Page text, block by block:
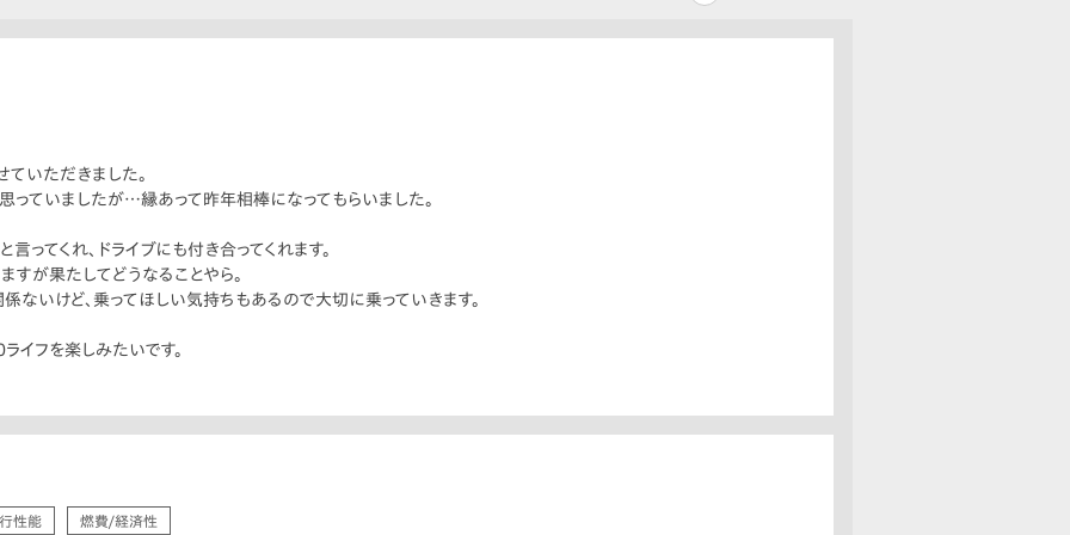
いただきました。
っていましたが…縁あって昨年相棒になってもらいました。
てくれ、ドライブにも付き合ってくれます。
すが果たしてどうなることやら。
ないけど、乗ってほしい気持ちもあるので大切に乗っていきます。
イフを楽しみたいです。
性能 燃費/経済性